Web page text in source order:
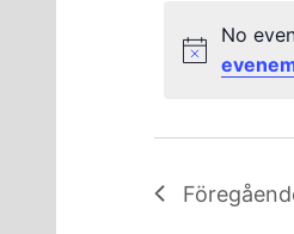
2023
No